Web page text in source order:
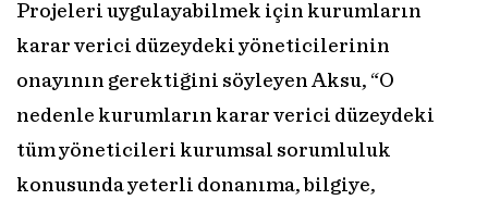
Projeleri uygulayabilmek için kurumların
karar verici düzeydeki yöneticilerinin
onayının gerektiğini söyleyen Aksu, “O
nedenle kurumların karar verici düzeydeki
tüm yöneticileri kurumsal sorumluluk
konusunda yeterli donanıma, bilgiye,